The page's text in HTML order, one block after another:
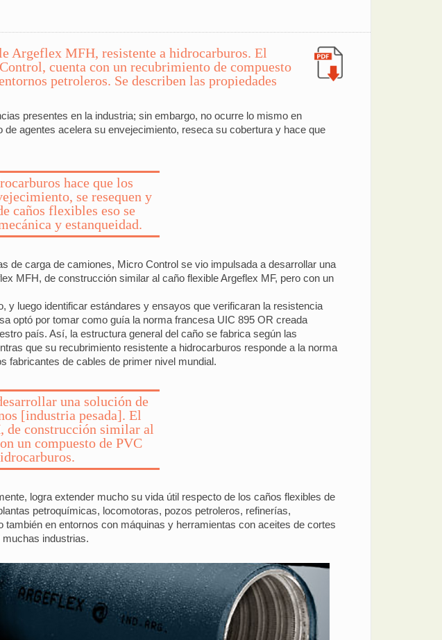
Argeflex MFH, resistente a hidrocarburos. El
cuenta con un recubrimiento de compuesto
petroleros. Se describen las propiedades
presentes en la industria; sin embargo, no ocurre lo mismo en
agentes acelera su envejecimiento, reseca su cobertura y hace que
hace que los
se resequen y
caños flexibles eso se
y estanqueidad.
de carga de camiones, Micro Control se vio impulsada a desarrollar una
MFH, de construcción similar al caño flexible Argeflex MF, pero con un
y luego identificar estándares y ensayos que verificaran la resistencia
optó por tomar como guía la norma francesa UIC 895 OR creada
país. Así, la estructura general del caño se fabrica según las
que su recubrimiento resistente a hidrocarburos responde a la norma
fabricantes de cables de primer nivel mundial.
una solución de
[industria pesada]. El
de construcción similar al
un compuesto de PVC
logra extender mucho su vida útil respecto de los caños flexibles de
petroquímicas, locomotoras, pozos petroleros, refinerías,
en entornos con máquinas y herramientas con aceites de cortes
industrias.